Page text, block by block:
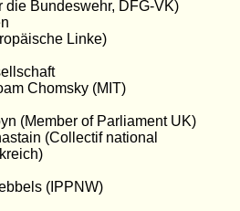
die Bundeswehr, DFG-VK)
Linke)
Chomsky (MIT)
(Member of Parliament UK)
(Collectif national
(IPPNW)